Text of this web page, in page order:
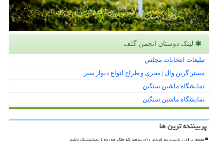
لینک دوستان انجمن گلف
تبلیغات انتخابات مجلس
مستر گرین وال | مجری و طراح انواع دیوار سبز
نمایشگاه ماشین سنگین
نمایشگاه ماشین سنگین
پربیننده ترین ها